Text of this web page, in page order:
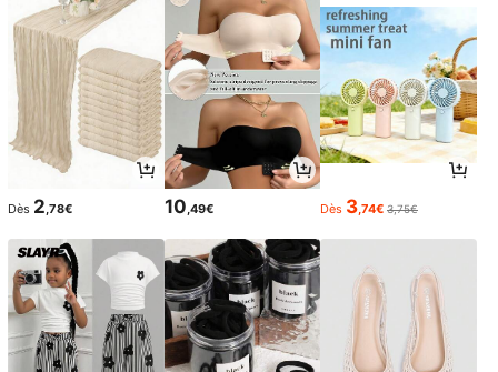
Dès 2,78€ 10,49€ Dès 3,74€ 3,75€